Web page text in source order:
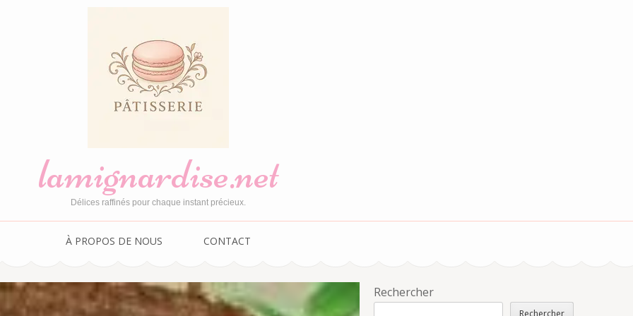
lamignardise.net
Délices raffinés pour chaque instant précieux.
À PROPOS DE NOUS CONTACT
Rechercher